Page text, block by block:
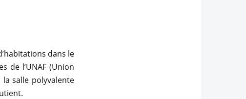
dans le
de l’UNAF (Union
salle polyvalente